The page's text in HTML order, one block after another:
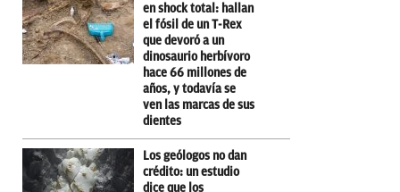
en shock total: hallan
el fósil de un T-Rex
que devoró a un
dinosaurio herbívoro
hace 66 millones de
años, y todavía se
ven las marcas de sus
dientes
Los geólogos no dan
crédito: un estudio
dice que los